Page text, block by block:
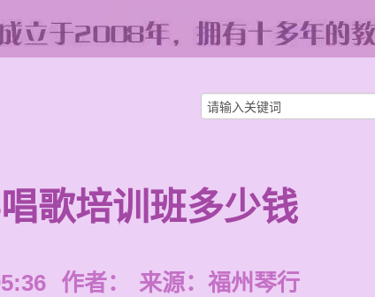
歌培训班多少钱
作者： 来源： 福州琴行